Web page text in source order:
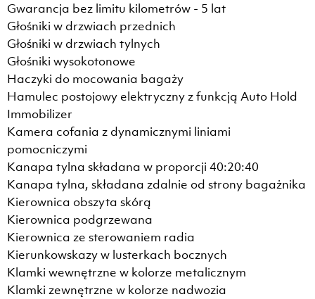
Gwarancja bez limitu kilometrów - 5 lat
Głośniki w drzwiach przednich
Głośniki w drzwiach tylnych
Głośniki wysokotonowe
Haczyki do mocowania bagaży
Hamulec postojowy elektryczny z funkcją Auto Hold
Immobilizer
Kamera cofania z dynamicznymi liniami
pomocniczymi
Kanapa tylna składana w proporcji 40:20:40
Kanapa tylna, składana zdalnie od strony bagażnika
Kierownica obszyta skórą
Kierownica podgrzewana
Kierownica ze sterowaniem radia
Kierunkowskazy w lusterkach bocznych
Klamki wewnętrzne w kolorze metalicznym
Klamki zewnętrzne w kolorze nadwozia